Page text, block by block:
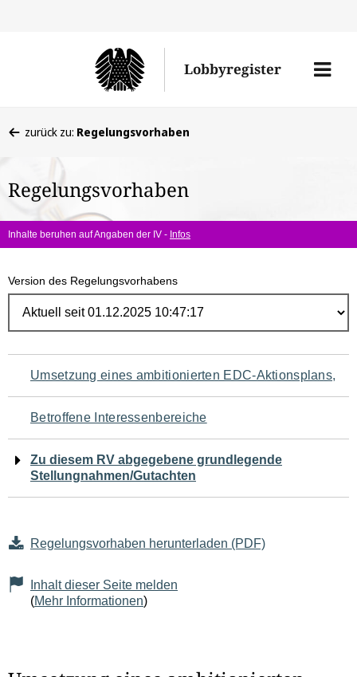
Lobbyregister
Menü
befinden
hier:
zurück zu: Regelungsvorhaben
Regelungsvorhaben
Inhalte beruhen auf Angaben der IV - Infos
Version des Regelungsvorhabens
Navigation
für
den
Seiteninhalt
Umsetzung eines ambitionierten EDC-Aktionsplans,
Betroffene Interessenbereiche
Zu diesem RV abgegebene grundlegende
Stellungnahmen/Gutachten
Regelungsvorhaben herunterladen (PDF)
Inhalt dieser Seite melden
(Mehr Informationen)